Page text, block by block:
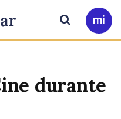
Ir
a
Buscar
durante